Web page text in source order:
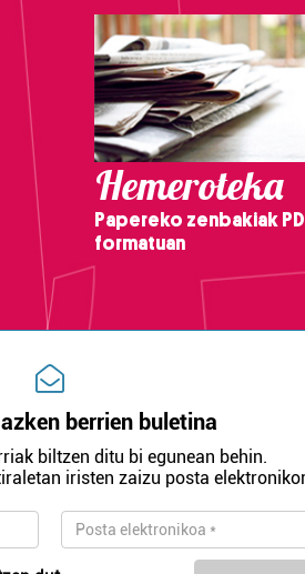
Hemeroteka
Papereko zenbakiak
formatuan
berrien buletina
biltzen ditu bi egunean behin.
iristen zaizu posta